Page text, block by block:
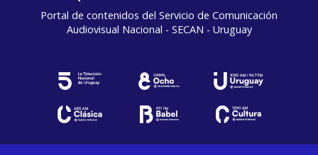
Portal de contenidos del Servicio de Comunicación
Audiovisual Nacional - SECAN - Uruguay